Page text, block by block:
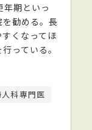
期といっ
勧める。長
くなってほ
っている。
科専門医